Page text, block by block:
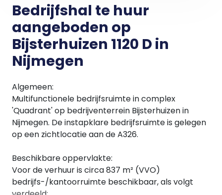
Bedrijfshal te huur
aangeboden op
Bijsterhuizen 1120 D in
Nijmegen
Algemeen:
Multifunctionele bedrijfsruimte in complex
'Quadrant' op bedrijventerrein Bijsterhuizen in
Nijmegen. De instapklare bedrijfsruimte is gelegen
op een zichtlocatie aan de A326.
Beschikbare oppervlakte:
Voor de verhuur is circa 837 m² (VVO)
bedrijfs-/kantoorruimte beschikbaar, als volgt